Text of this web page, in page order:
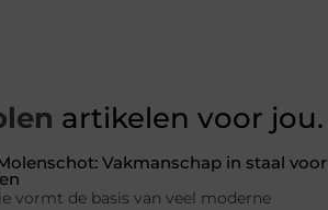
artikelen voor jou.
Vakmanschap in staal voor
vormt de basis van veel moderne